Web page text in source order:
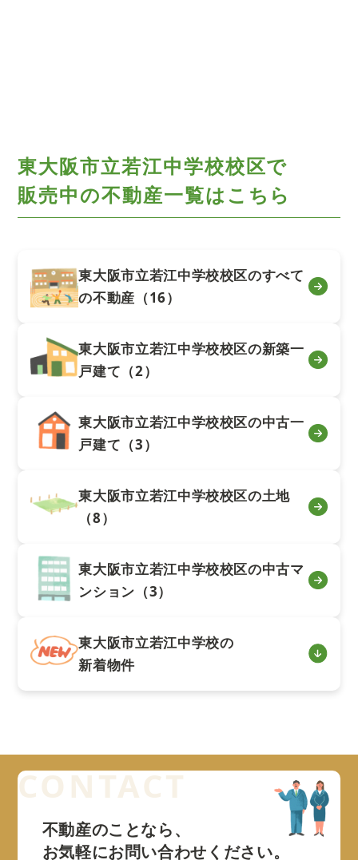
東大阪市立若江中学校校区で
販売中の不動産一覧はこちら
東大阪市立若江中学校校区のすべて
の不動産（16）
東大阪市立若江中学校校区の新築一
戸建て（2）
東大阪市立若江中学校校区の中古一
戸建て（3）
東大阪市立若江中学校校区の土地
（8）
東大阪市立若江中学校校区の中古マ
ンション（3）
東大阪市立若江中学校の
新着物件
不動産のことなら、
お気軽にお問い合わせください。